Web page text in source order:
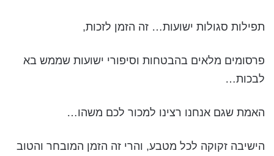
תפילות סגולות ישועות… זה הזמן לזכות,
פרסומים מלאים בהבטחות וסיפורי ישועות שממש בא
לבכות…
האמת שגם אנחנו רצינו למכור לכם משהו…
הישיבה זקוקה לכל מטבע, והרי זה הזמן המובחר והטוב